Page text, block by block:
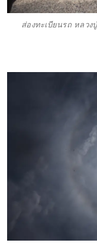
ส่องทะเบียนรถ หลว